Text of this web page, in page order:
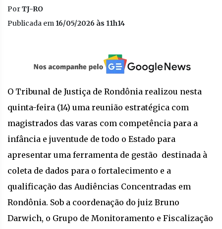
PorTJ-RO
Publicada em 16/05/2026 às 11h14
O Tribunal de Justiça de Rondônia realizou nesta
quinta-feira (14) uma reunião estratégica com
magistrados das varas com competência para a
infância e juventude de todo o Estado para
apresentar uma ferramenta de gestão destinada à
coleta de dados para o fortalecimento e a
qualificação das Audiências Concentradas em
Rondônia. Sob a coordenação do juiz Bruno
Darwich, o Grupo de Monitoramento e Fiscalização